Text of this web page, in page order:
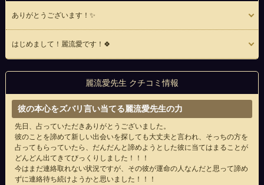
ありがとうございます！✨
はじめまして！麗流愛です！🍀
麗流愛先生 クチコミ情報
彼の本心をズバリ言い当てる麗流愛先生の力
先日、占っていただきありがとうございました。
彼のことを諦めて新しい出会いを探しても大丈夫と言われ、そっちの方を
占ってもらっていたら、だんだんと諦めようとした彼に当てはまることが
どんどん出てきてびっくりしました！！！
今はまだ連絡取れない状況ですが、その彼が運命の人なんだと思って諦め
ずに連絡待ち続けようかと思いました！！！